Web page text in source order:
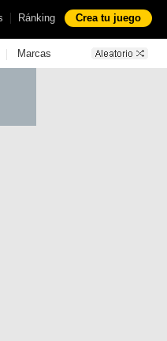
| Ránking Crea tu juego
| Marcas